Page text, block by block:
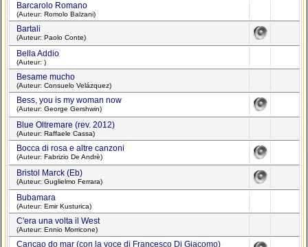
Barcarolo Romano
(Auteur: Romolo Balzani)
Bartali
(Auteur: Paolo Conte)
Bella Addio
(Auteur: )
Besame mucho
(Auteur: Consuelo Velázquez)
Bess, you is my woman now
(Auteur: George Gershwin)
Blue Oltremare (rev. 2012)
(Auteur: Raffaele Cassa)
Bocca di rosa e altre canzoni
(Auteur: Fabrizio De Andrè)
Bristol Marck (Eb)
(Auteur: Guglielmo Ferrara)
Bubamara
(Auteur: Emir Kusturica)
C'era una volta il West
(Auteur: Ennio Morricone)
Cançao do mar (con la voce di Francesco Di Giacomo)